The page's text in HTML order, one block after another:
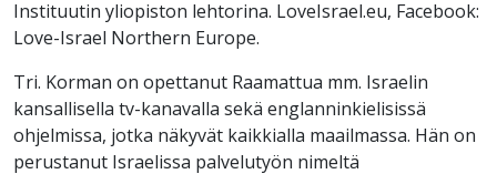
Instituutin yliopiston lehtorina. LoveIsrael.eu, Facebook:
Love-Israel Northern Europe.
Tri. Korman on opettanut Raamattua mm. Israelin
kansallisella tv-kanavalla sekä englanninkielisissä
ohjelmissa, jotka näkyvät kaikkialla maailmassa. Hän on
perustanut Israelissa palvelutyön nimeltä